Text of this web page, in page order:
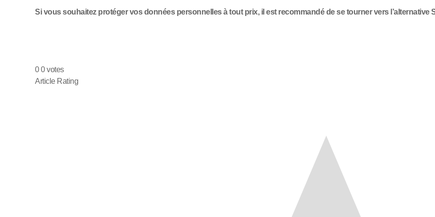
Si vous souhaitez protéger vos données personnelles à tout prix, il est recommandé de se tourner vers l’alternative
0 0 votes
Article Rating